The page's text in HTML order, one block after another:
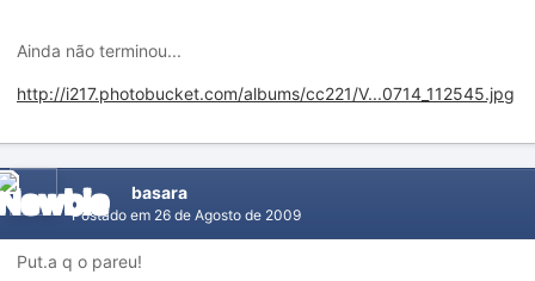
Ainda não terminou...
http://i217.photobucket.com/albums/cc221/V...0714_112545.jpg
basara
Postado em 26 de Agosto de 2009
Put.a q o pareu!